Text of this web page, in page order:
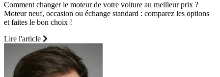
Comment changer le moteur de votre voiture au meilleur prix ?
Moteur neuf, occasion ou échange standard : comparez les options
et faites le bon choix !
Lire l'article